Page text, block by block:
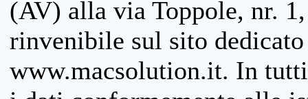
(AV) alla via Toppole, nr.
rinvenibile sul sito
www.macsolution.it. In